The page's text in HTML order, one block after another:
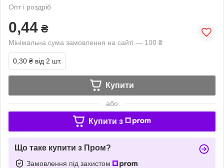
Опт і роздріб
0,44 ₴
Мінімальна сума замовлення на сайті — 100 ₴
0,30 ₴ від 2 шт.
Купити
або
Купити з
Що таке купити з Пром?
Замовлення під захистом